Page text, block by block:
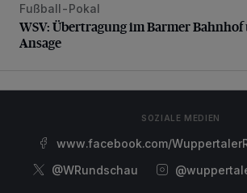
WSV: Übertragung im Barmer Bahnhof
Fußball-Pokal
WSV: Übertragung im Barmer
Ansage
SOZIALE MEDIEN
www.facebook.com/
@WRundschau